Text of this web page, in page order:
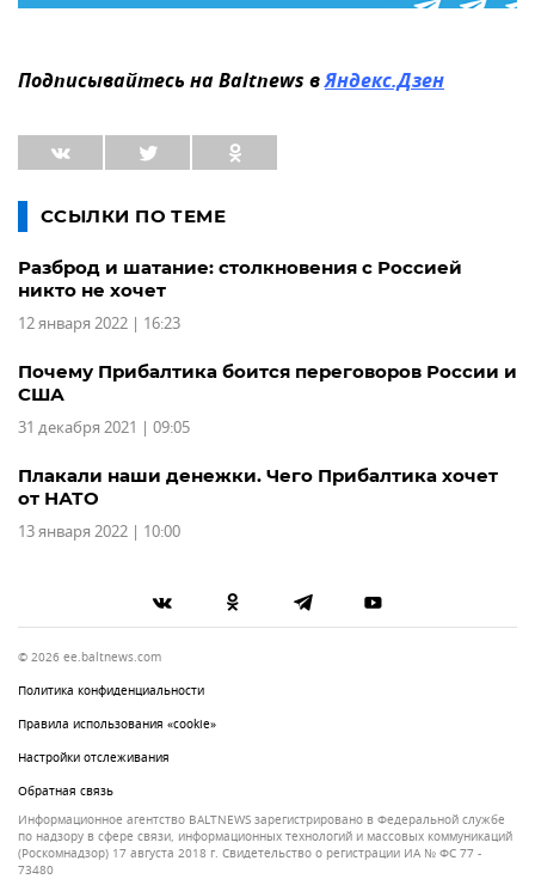
Подписывайтесь на Baltnews вЯндекс.Дзен
ССЫЛКИ ПО ТЕМЕ
Разброд и шатание: столкновения с Россией
никто не хочет
12 января 2022 | 16:23
Почему Прибалтика боится переговоров России и
США
31 декабря 2021 | 09:05
Плакали наши денежки. Чего Прибалтика хочет
от НАТО
13 января 2022 | 10:00
© 2026 ee.baltnews.com
Политика конфиденциальности
Правила использования «cookie»
Настройки отслеживания
Обратная связь
Информационное агентство BALTNEWS зарегистрировано в Федеральной службе
по надзору в сфере связи, информационных технологий и массовых коммуникаций
(Роскомнадзор) 17 августа 2018 г. Свидетельство о регистрации ИА № ФС 77 -
73480